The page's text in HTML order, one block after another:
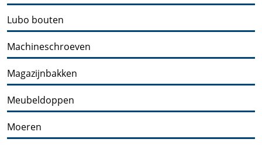
Lubo bouten
Machineschroeven
Magazijnbakken
Meubeldoppen
Moeren